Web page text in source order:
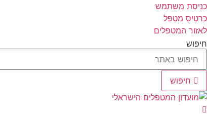
דלג
לתוכן
כניסת משתמש
כרטיס מטפל
לאזור המטפלים
חיפוש
חיפוש